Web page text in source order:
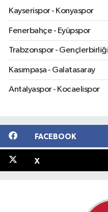
Kayserispor - Konyaspor
Fenerbahçe - Eyüpspor
Trabzonspor - Gençlerbirliği
Kasımpaşa - Galatasaray
Antalyaspor - Kocaelispor
FACEBOOK
X